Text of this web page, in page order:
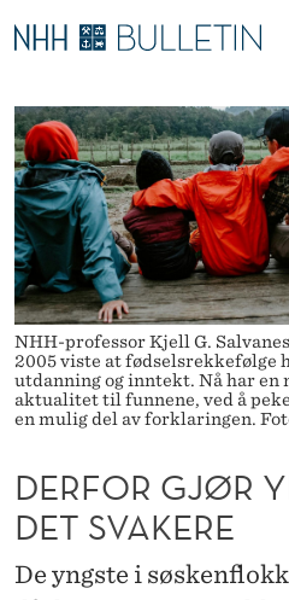
D
E
R
F
O
R
G
J
Ø
R
Y
N
G
O
V
E
D
M
E
N
Y
Ø
K
I
N
E
T
T
S
T
E
D
E
T
Stipendiater og nye
Disputaser
Ekspertutvalg
Om Bulletin
NHH-professor Kjell G.
2005 viste at fødselsrekkefølge
utdanning og inntekt. Nå har
aktualitet til funnene, ved å
en mulig del av forklaringen.
DERFOR GJØR
DET SVAKERE
De yngste i